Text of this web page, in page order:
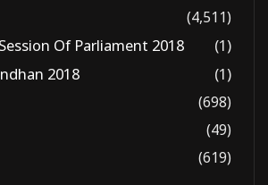
(4,511)
Of Parliament 2018
(1)
2018
(1)
(698)
(49)
(619)